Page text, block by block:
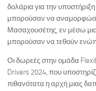
δολάρια για την
μπορούσαν να
Μασαχουσέτης, εν μέσω
μπορούσαν να τεθούν
Οι δωρεές στην ομάδα
Drivers 2024, που
πιθανότατα η αρχή μιας